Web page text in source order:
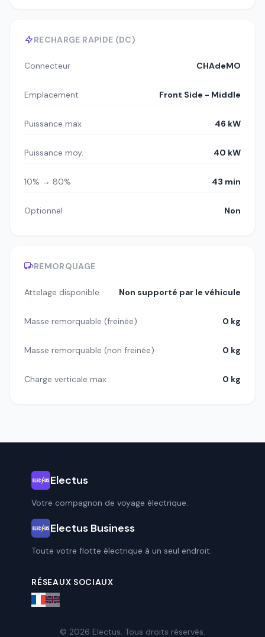
RECHARGE RAPIDE (DC)
Connecteur CHAdeMO
Emplacement Front Side - Middle
Puissance max 46 kW
Puissance moy. 40 kW
10% → 80% 43 min
Optionnel Non
REMORQUAGE
Attelage disponible Non supporté par le véhicule
Masse remorquable (freinée) 0 kg
Masse remorquable (non freinée) 0 kg
Charge verticale max 0 kg
Electus
Votre compagnon de voyage électrique.
Electus Business
Toute votre flotte électrique à un seul endroit.
RÉSEAUX SOCIAUX
© 2026 Electus. Tous droits réservés.